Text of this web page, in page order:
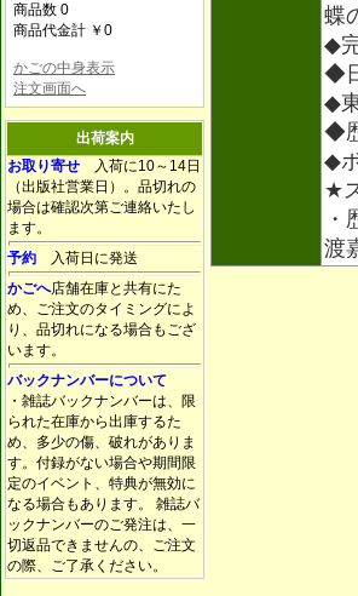
商品数 0
商品代金計 ￥0
かごの中身表示
注文画面へ
出荷案内
お取り寄せ 入荷に10～14日
（出版社営業日）。品切れの
場合は確認次第ご連絡いたし
ます。
予約 入荷日に発送
かごへ店舗在庫と共有にた
め、ご注文のタイミングによ
り、品切れになる場合もござ
います。
バックナンバーについて
・雑誌バックナンバーは、限
られた在庫から出庫するた
め、多少の傷、破れがありま
す。付録がない場合や期間限
定のイベント、特典が無効に
なる場合もあります。 雑誌バ
ックナンバーのご発注は、一
切返品できませんの、ご注文
の際、ご了承ください。
蝶
◆
◆
◆
◆
◆
★
渡